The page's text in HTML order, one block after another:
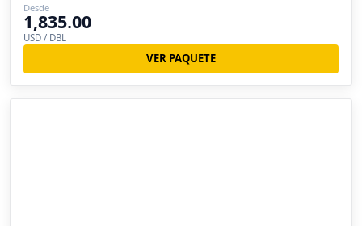
Desde
1,835.00
USD / DBL
VER PAQUETE